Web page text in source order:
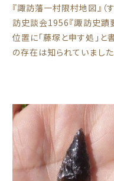
『諏訪藩一村限村地図』（
訪史談会1956『諏訪史蹟
位置に「藤塚と申す処」と
の存在は知られていました